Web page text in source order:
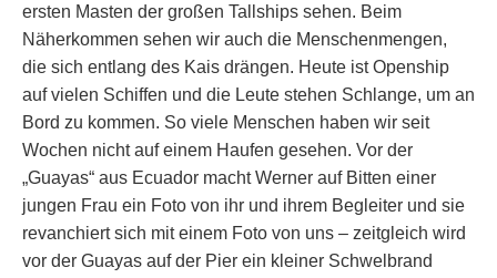
ersten Masten der großen Tallships sehen. Beim
Näherkommen sehen wir auch die Menschenmengen,
die sich entlang des Kais drängen. Heute ist Openship
auf vielen Schiffen und die Leute stehen Schlange, um an
Bord zu kommen. So viele Menschen haben wir seit
Wochen nicht auf einem Haufen gesehen. Vor der
„Guayas“ aus Ecuador macht Werner auf Bitten einer
jungen Frau ein Foto von ihr und ihrem Begleiter und sie
revanchiert sich mit einem Foto von uns – zeitgleich wird
vor der Guayas auf der Pier ein kleiner Schwelbrand